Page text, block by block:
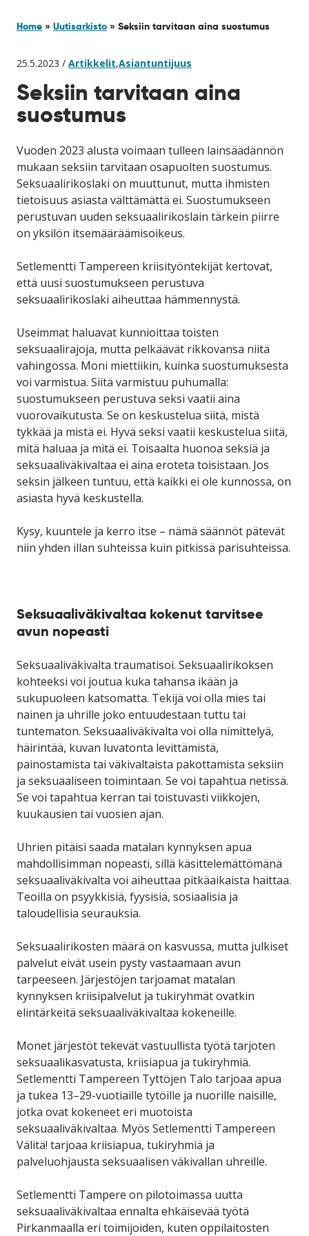
Home » Uutisarkisto » Seksiin tarvitaan aina suostumus
25.5.2023 / Artikkelit,Asiantuntijuus
Seksiin tarvitaan aina
suostumus
Vuoden 2023 alusta voimaan tulleen lainsäädännön
mukaan seksiin tarvitaan osapuolten suostumus.
Seksuaalirikoslaki on muuttunut, mutta ihmisten
tietoisuus asiasta välttämättä ei. Suostumukseen
perustuvan uuden seksuaalirikoslain tärkein piirre
on yksilön itsemääräämisoikeus.
Setlementti Tampereen kriisityöntekijät kertovat,
että uusi suostumukseen perustuva
seksuaalirikoslaki aiheuttaa hämmennystä.
Useimmat haluavat kunnioittaa toisten
seksuaalirajoja, mutta pelkäävät rikkovansa niitä
vahingossa. Moni miettiikin, kuinka suostumuksesta
voi varmistua. Siitä varmistuu puhumalla:
suostumukseen perustuva seksi vaatii aina
vuorovaikutusta. Se on keskustelua siitä, mistä
tykkää ja mistä ei. Hyvä seksi vaatii keskustelua siitä,
mitä haluaa ja mitä ei. Toisaalta huonoa seksiä ja
seksuaaliväkivaltaa ei aina eroteta toisistaan. Jos
seksin jälkeen tuntuu, että kaikki ei ole kunnossa, on
asiasta hyvä keskustella.
Kysy, kuuntele ja kerro itse – nämä säännöt pätevät
niin yhden illan suhteissa kuin pitkissä parisuhteissa.
Seksuaaliväkivaltaa kokenut tarvitsee
avun nopeasti
Seksuaaliväkivalta traumatisoi. Seksuaalirikoksen
kohteeksi voi joutua kuka tahansa ikään ja
sukupuoleen katsomatta. Tekijä voi olla mies tai
nainen ja uhrille joko entuudestaan tuttu tai
tuntematon. Seksuaaliväkivalta voi olla nimittelyä,
häirintää, kuvan luvatonta levittämistä,
painostamista tai väkivaltaista pakottamista seksiin
ja seksuaaliseen toimintaan. Se voi tapahtua netissä.
Se voi tapahtua kerran tai toistuvasti viikkojen,
kuukausien tai vuosien ajan.
Uhrien pitäisi saada matalan kynnyksen apua
mahdollisimman nopeasti, sillä käsittelemättömänä
seksuaaliväkivalta voi aiheuttaa pitkäaikaista haittaa.
Teoilla on psyykkisiä, fyysisiä, sosiaalisia ja
taloudellisia seurauksia.
Seksuaalirikosten määrä on kasvussa, mutta julkiset
palvelut eivät usein pysty vastaamaan avun
tarpeeseen. Järjestöjen tarjoamat matalan
kynnyksen kriisipalvelut ja tukiryhmät ovatkin
elintärkeitä seksuaaliväkivaltaa kokeneille.
Monet järjestöt tekevät vastuullista työtä tarjoten
seksuaalikasvatusta, kriisiapua ja tukiryhmiä.
Setlementti Tampereen Tyttöjen Talo tarjoaa apua
ja tukea 13–29-vuotiaille tytöille ja nuorille naisille,
jotka ovat kokeneet eri muotoista
seksuaaliväkivaltaa. Myös Setlementti Tampereen
Välitä! tarjoaa kriisiapua, tukiryhmiä ja
palveluohjausta seksuaalisen väkivallan uhreille.
Setlementti Tampere on pilotoimassa uutta
seksuaaliväkivaltaa ennalta ehkäisevää työtä
Pirkanmaalla eri toimijoiden, kuten oppilaitosten